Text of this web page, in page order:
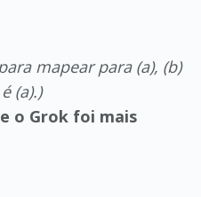
mapear para (a), (b)
(a).)
o Grok foi mais